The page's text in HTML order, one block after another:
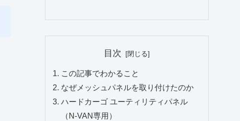
目次
この記事でわかること
なぜメッシュパネルを取り付けたのか
ハードカーゴ ユーティリティパネル
（N-VAN専用）